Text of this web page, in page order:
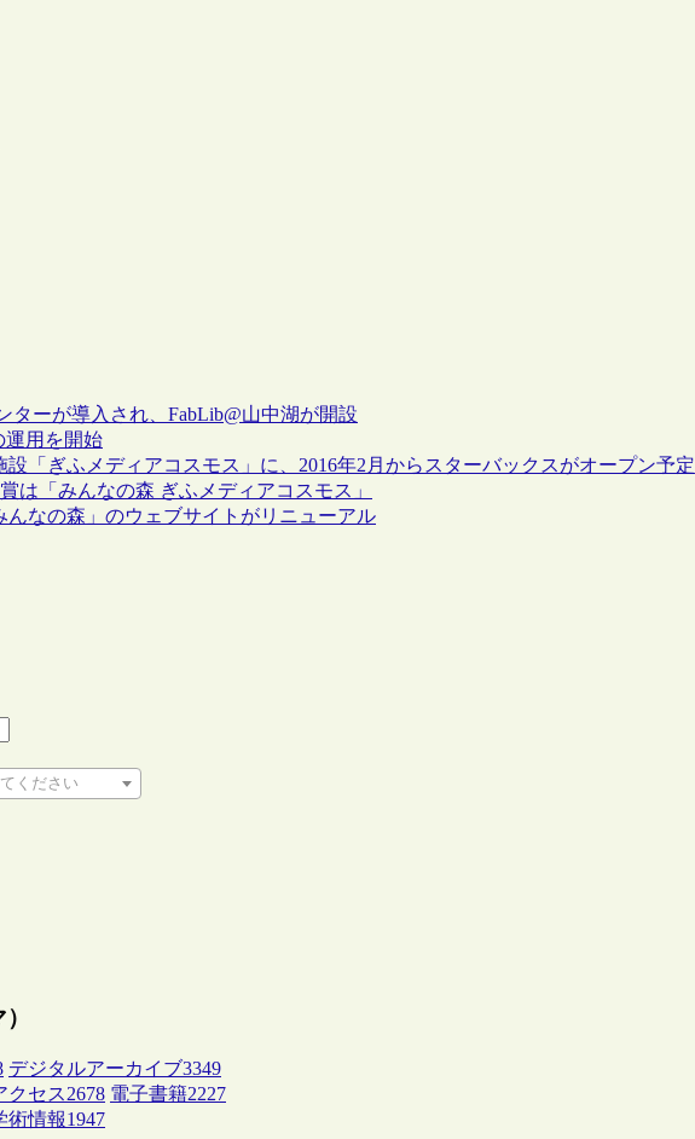
ターが導入され、FabLib@山中湖が開設
運用を開始
「ぎふメディアコスモス」に、2016年2月からスターバックスがオープン予定
賞は「みんなの森 ぎふメディアコスモス」
なの森」のウェブサイトがリニューアル
ください
デジタルアーカイブ3349
クセス2678 電子書籍2227
術情報1947